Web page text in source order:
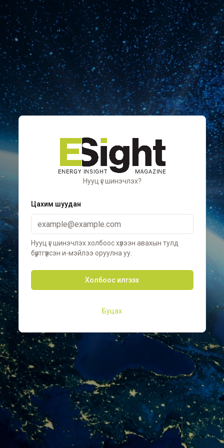
Нууц үг шинэчлэх?
Цахим шуудан
Нууц үг шинэчлэх холбоос хүлээн авахын тулд
бүртгүүлсэн и-мэйлээ оруулна уу.
Холбоос илгээх
Буцах